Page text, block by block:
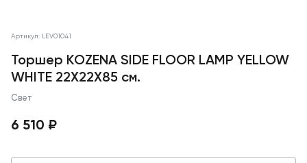
Артикул: LEV01041
Торшер KOZENA SIDE FLOOR LAMP YELLOW
WHITE 22X22X85 см.
Свет
6 510 ₽